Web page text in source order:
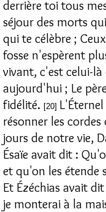
derrière toi tous
séjour des morts
qui te célèbre ;
fosse n'espèrent
vivant, c'est celui-
aujourd'hui ; Le
fidélité. [20]
résonner les
jours de notre vie,
Ésaïe avait dit :
et qu'on les étende
Et Ézéchias avait
je monterai à la